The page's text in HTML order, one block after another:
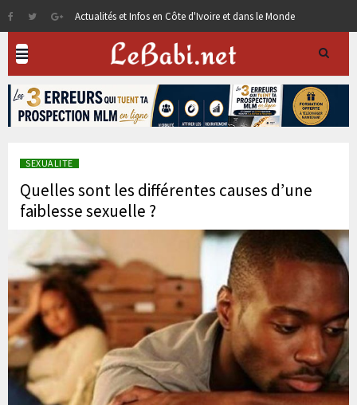
Actualités et Infos en Côte d'Ivoire et dans le Monde
SEXUALITE
Quelles sont les différentes causes d’une
faiblesse sexuelle ?